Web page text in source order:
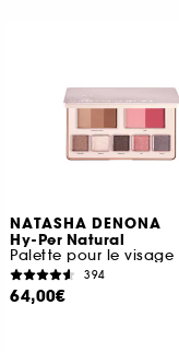
NATASHA DENONA
Hy-Per Natural
Palette pour le visage
394
64,00€